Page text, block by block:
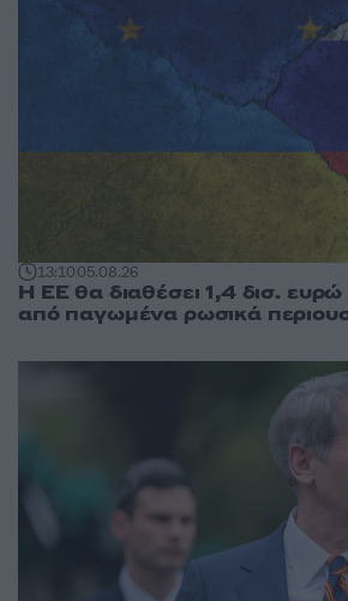
13:1005.08.26
Η ΕΕ θα διαθέσει 1,4 δισ.
από παγωμένα ρωσικά